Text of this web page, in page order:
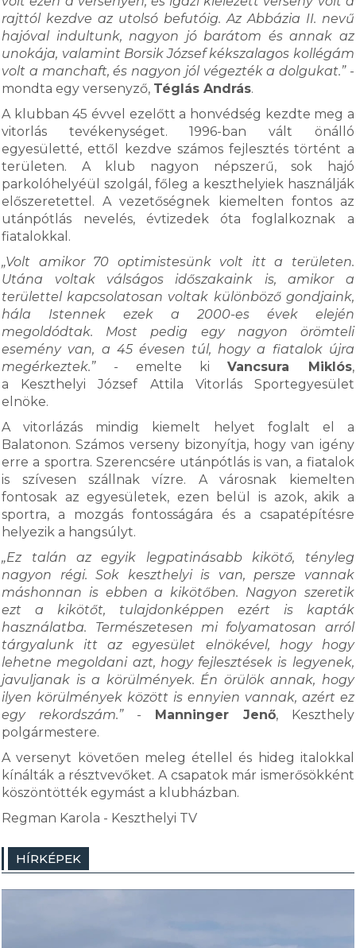
rajttól kezdve az utolsó befutóig. Az Abbázia II. nevű
hajóval indultunk, nagyon jó barátom és annak az
unokája, valamint Borsik József kékszalagos kollégám
volt a manchaft, és nagyon jól végezték a dolgukat.”-
mondta egy versenyző, Téglás András.
A klubban 45 évvel ezelőtt a honvédség kezdte meg a
vitorlás tevékenységet. 1996-ban vált önálló
egyesületté, ettől kezdve számos fejlesztés történt a
területen. A klub nagyon népszerű, sok hajó
parkolóhelyéül szolgál, főleg a keszthelyiek használják
előszeretettel. A vezetőségnek kiemelten fontos az
utánpótlás nevelés, évtizedek óta foglalkoznak a
fiatalokkal.
„Volt amikor 70 optimistesünk volt itt a területen.
Utána voltak válságos időszakaink is, amikor a
területtel kapcsolatosan voltak különböző gondjaink,
hála Istennek ezek a 2000-es évek elején
megoldódtak. Most pedig egy nagyon örömteli
esemény van, a 45 évesen túl, hogy a fiatalok újra
megérkeztek.”- emelte kiVancsura Miklós,
a Keszthelyi József Attila Vitorlás Sportegyesület
elnöke.
A vitorlázás mindig kiemelt helyet foglalt el a
Balatonon. Számos verseny bizonyítja, hogy van igény
erre a sportra. Szerencsére utánpótlás is van, a fiatalok
is szívesen szállnak vízre. A városnak kiemelten
fontosak az egyesületek, ezen belül is azok, akik a
sportra, a mozgás fontosságára és a csapatépítésre
helyezik a hangsúlyt.
„Ez talán az egyik legpatinásabb kikötő, tényleg
nagyon régi. Sok keszthelyi is van, persze vannak
máshonnan is ebben a kikötőben. Nagyon szeretik
ezt a kikötőt, tulajdonképpen ezért is kapták
használatba. Természetesen mi folyamatosan arról
tárgyalunk itt az egyesület elnökével, hogy hogy
lehetne megoldani azt, hogy fejlesztések is legyenek,
javuljanak is a körülmények. Én örülök annak, hogy
ilyen körülmények között is ennyien vannak, azért ez
egy rekordszám.”- Manninger Jenő, Keszthely
polgármestere.
A versenyt követően meleg étellel és hideg italokkal
kínálták a résztvevőket. A csapatok már ismerősökként
köszöntötték egymást a klubházban.
Regman Karola - Keszthelyi TV
HÍRKÉPEK